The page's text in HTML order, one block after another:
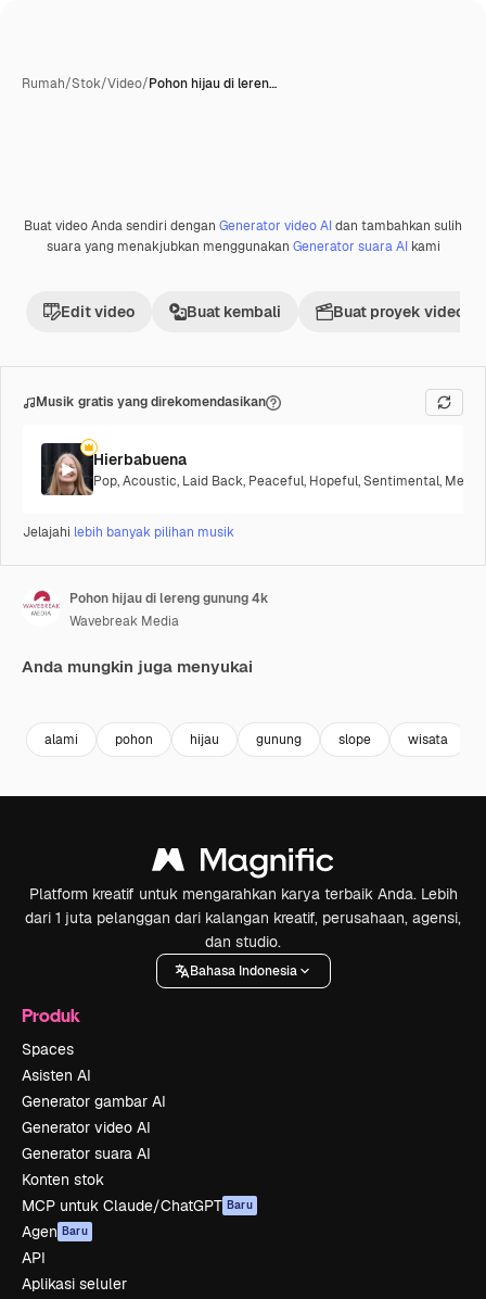
Rumah/Stok/Video/Pohon hijau di leren…
Buat video Anda sendiri dengan Generator video AIdan tambahkan sulih
suara yang menakjubkan menggunakan Generator suara AIkami
Edit video Buat kembali Buat proyek video
Musik gratis yang direkomendasikan
Hierbabuena
Pop,Acoustic, Laid Back, Peaceful, Hopeful,Sentimental,
Jelajahi lebih banyak pilihan musik
Pohon hijau di lereng gunung 4k
Wavebreak Media
Anda mungkin juga menyukai
alami pohon hijau gunung slope wisata
Platform kreatif untuk mengarahkan karya terbaik Anda. Lebih
dari 1 juta pelanggan dari kalangan kreatif, perusahaan, agensi,
dan studio.
Bahasa Indonesia
Produk
Spaces
Asisten AI
Generator gambar AI
Generator video AI
Generator suara AI
Konten stok
MCP untuk Claude/ChatGPT Baru
Agen Baru
API
Aplikasi seluler